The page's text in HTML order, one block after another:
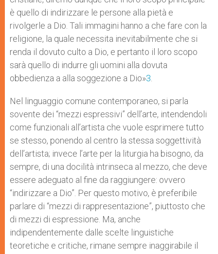
è quello di indirizzare le persone alla pietà e
rivolgerle a Dio. Tali immagini hanno a che fare con la
religione, la quale necessita inevitabilmente che si
renda il dovuto culto a Dio, e pertanto il loro scopo
sarà quello di indurre gli uomini alla dovuta
obbedienza a alla soggezione a Dio»3
Nel linguaggio comune contemporaneo, si parla
sovente dei “mezzi espressivi” dell’arte, intendendoli
come funzionali all’artista che vuole esprimere tutto
se stesso, ponendo al centro la stessa soggettività
dell’artista; invece l’arte per la liturgia ha bisogno, da
sempre, di una docilità intrinseca al mezzo, che deve
essere adeguato al fine da raggiungere: ovvero
“indirizzare a Dio”. Per questo motivo, è preferibile
parlare di “mezzi di rappresentazione”, piuttosto che
di mezzi di espressione. Ma, anche
indipendentemente dalle scelte linguistiche
teoretiche e critiche, rimane sempre inaggirabile il